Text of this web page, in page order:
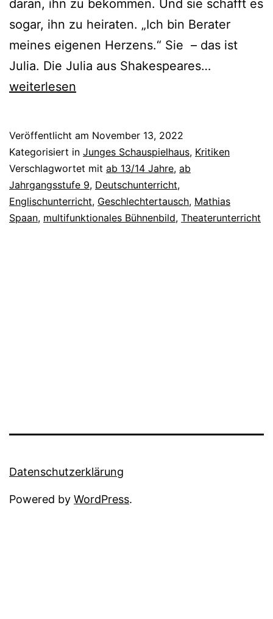
daran, ihn zu bekommen. Und sie schafft es
sogar, ihn zu heiraten. „Ich bin Berater
meines eigenen Herzens.“ Sie – das ist
Julia. Die Julia aus Shakespeares…
weiterlesen
Veröffentlicht am November 13, 2022
Kategorisiert in Junges Schauspielhaus, Kritiken
Verschlagwortet mit ab 13/14 Jahre, ab
Jahrgangsstufe 9, Deutschunterricht,
Englischunterricht, Geschlechtertausch, Mathias
Spaan, multifunktionales Bühnenbild, Theaterunterricht
Datenschutzerklärung
Powered by WordPress.